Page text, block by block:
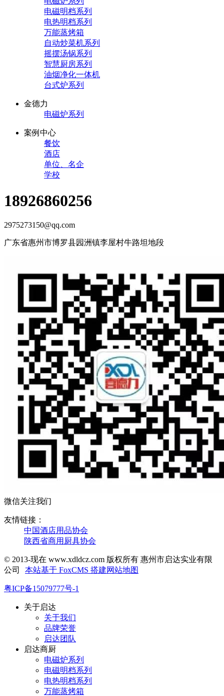
电磁明档系列
电热明档系列
万能蒸烤箱
自动炒菜机系列
摇摆汤锅系列
智慧厨房系列
油烟净化一体机
台式炉系列
金德力
电磁炉系列
案例中心
餐饮
酒店
单位、名企
学校
18926860256
2975273150@qq.com
广东省惠州市博罗县园洲镇李屋村牛路坦地段
微信关注我们
友情链接：
中国酒店用品协会
陕西省商用厨具协会
© 2013-现在 www.xdldcz.com 版权所有 惠州市启达实业有限
公司
本站基于 FoxCMS 搭建网站地图
粤ICP备15079777号-1
关于启达
关于我们
品牌荣誉
启达团队
启达商厨
电磁炉系列
电磁明档系列
电热明档系列
万能蒸烤箱